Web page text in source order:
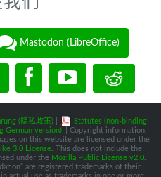
Mastodon (LibreOffice)
(隐私政策)|
Statutes (non-binding
German version)
| Copyright information:
on this website are licensed under the
3.0 License . This does not include the
under the Mozilla Public License v2.0
are registered trademarks of their